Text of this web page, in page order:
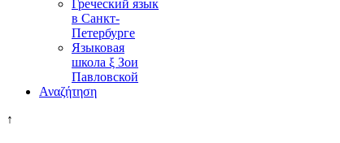
Греческий язык
в Санкт-
Петербурге
Языковая
школа ξ Зои
Павловской
Αναζήτηση
↑